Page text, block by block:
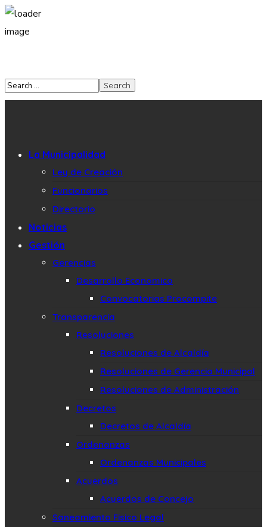
La Municipalidad
Ley de Creación
Funcionarios
Directorio
Noticias
Gestión
Gerencias
Desarrollo Economico
Convocatorias Procompite
Transparencia
Resoluciones
Resoluciones de Alcaldía
Resoluciones de Gerencia Municipal
Resoluciones de Administración
Decretos
Decretos de Alcaldía
Ordenanzas
Ordenanzas Municipales
Acuerdos
Acuerdos de Concejo
Saneamiento Fisico Legal